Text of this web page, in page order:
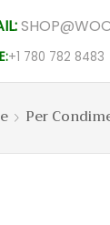
+1 780 782 8483
Per